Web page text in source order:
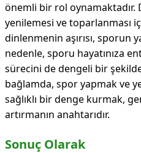
önemli bir rol
yenilemesi ve toparlanması
dinlenmenin aşırısı, sporun
nedenle, sporu hayatınıza
sürecini de dengeli bir
bağlamda, spor yapmak ve
sağlıklı bir denge kurmak,
artırmanın anahtarıdır.
Sonuç Olarak